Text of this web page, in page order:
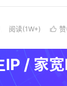
阅读(1W+) 